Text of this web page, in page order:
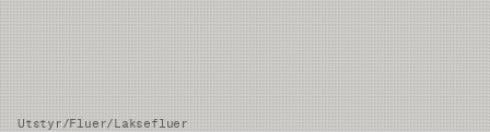
Utstyr/Fluer/Laksefluer